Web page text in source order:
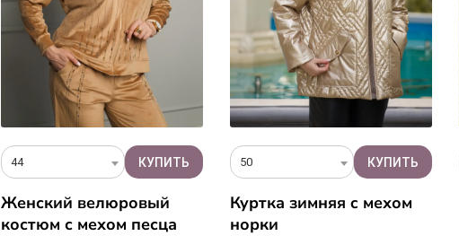
44
Женский велюровый
костюм с мехом песца
50
Куртка зимняя c мехом
норки